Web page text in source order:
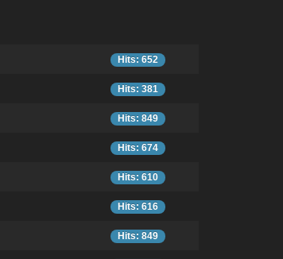
Hits: 652
Hits: 381
Hits: 849
Hits: 674
Hits: 610
Hits: 616
Hits: 849